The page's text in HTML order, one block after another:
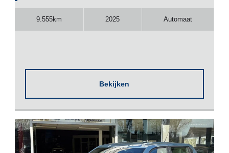
9.555km 2025 Automaat
Bekijken